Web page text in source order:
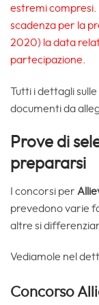
estremi compresi.
scadenza per la
2020) la data
partecipazione.
Tutti i dettagli
documenti da
Prove di
prepararsi
I concorsi per
prevedono varie
altre si
Vediamole nel
Concorso